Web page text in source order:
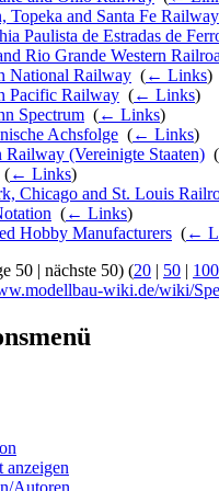
Topeka and Santa Fe Railway
Paulista de Estradas de
Rio Grande Western
National Railway (← Links)
Pacific Railway (← Links)
Spectrum (← Links)
Achsfolge (← Links)
Railway (Vereinigte Staaten) (
(← Links)
Chicago and St. Louis
(← Links)
Hobby Manufacturers (←
50 | nächste 50) (20 | 50 | 100
wiki.de/wiki/
anzeigen
Autoren